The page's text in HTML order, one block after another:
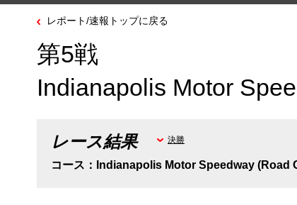
レポート/速報トップに戻る
第5戦
Indianapolis Motor
レース結果
コース：Indianapolis Motor Speedway (Road
決勝